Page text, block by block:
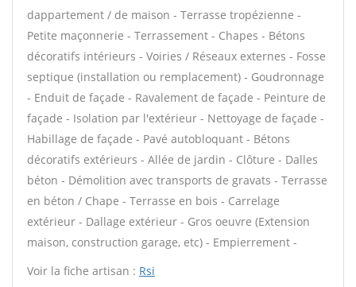
dappartement / de maison - Terrasse tropézienne -
Petite maçonnerie - Terrassement - Chapes - Bétons
décoratifs intérieurs - Voiries / Réseaux externes - Fosse
septique (installation ou remplacement) - Goudronnage
- Enduit de façade - Ravalement de façade - Peinture de
façade - Isolation par l'extérieur - Nettoyage de façade -
Habillage de façade - Pavé autobloquant - Bétons
décoratifs extérieurs - Allée de jardin - Clôture - Dalles
béton - Démolition avec transports de gravats - Terrasse
en béton / Chape - Terrasse en bois - Carrelage
extérieur - Dallage extérieur - Gros oeuvre (Extension
maison, construction garage, etc) - Empierrement -
Voir la fiche artisan : Rsi